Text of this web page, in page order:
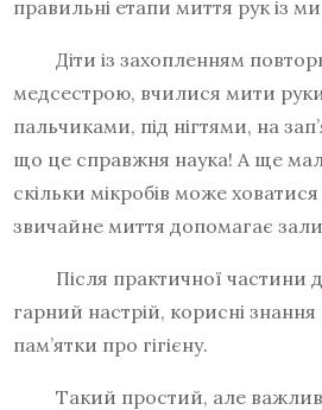
правильні етапи миття рук із
Діти із захопленням
медсестрою, вчилися мити
пальчиками, під нігтями, на
що це справжня наука! А ще
скільки мікробів може ховатися
звичайне миття допомагає
Після практичної частини
гарний настрій, корисні знання
пам’ятки про гігієну.
Такий простий, але